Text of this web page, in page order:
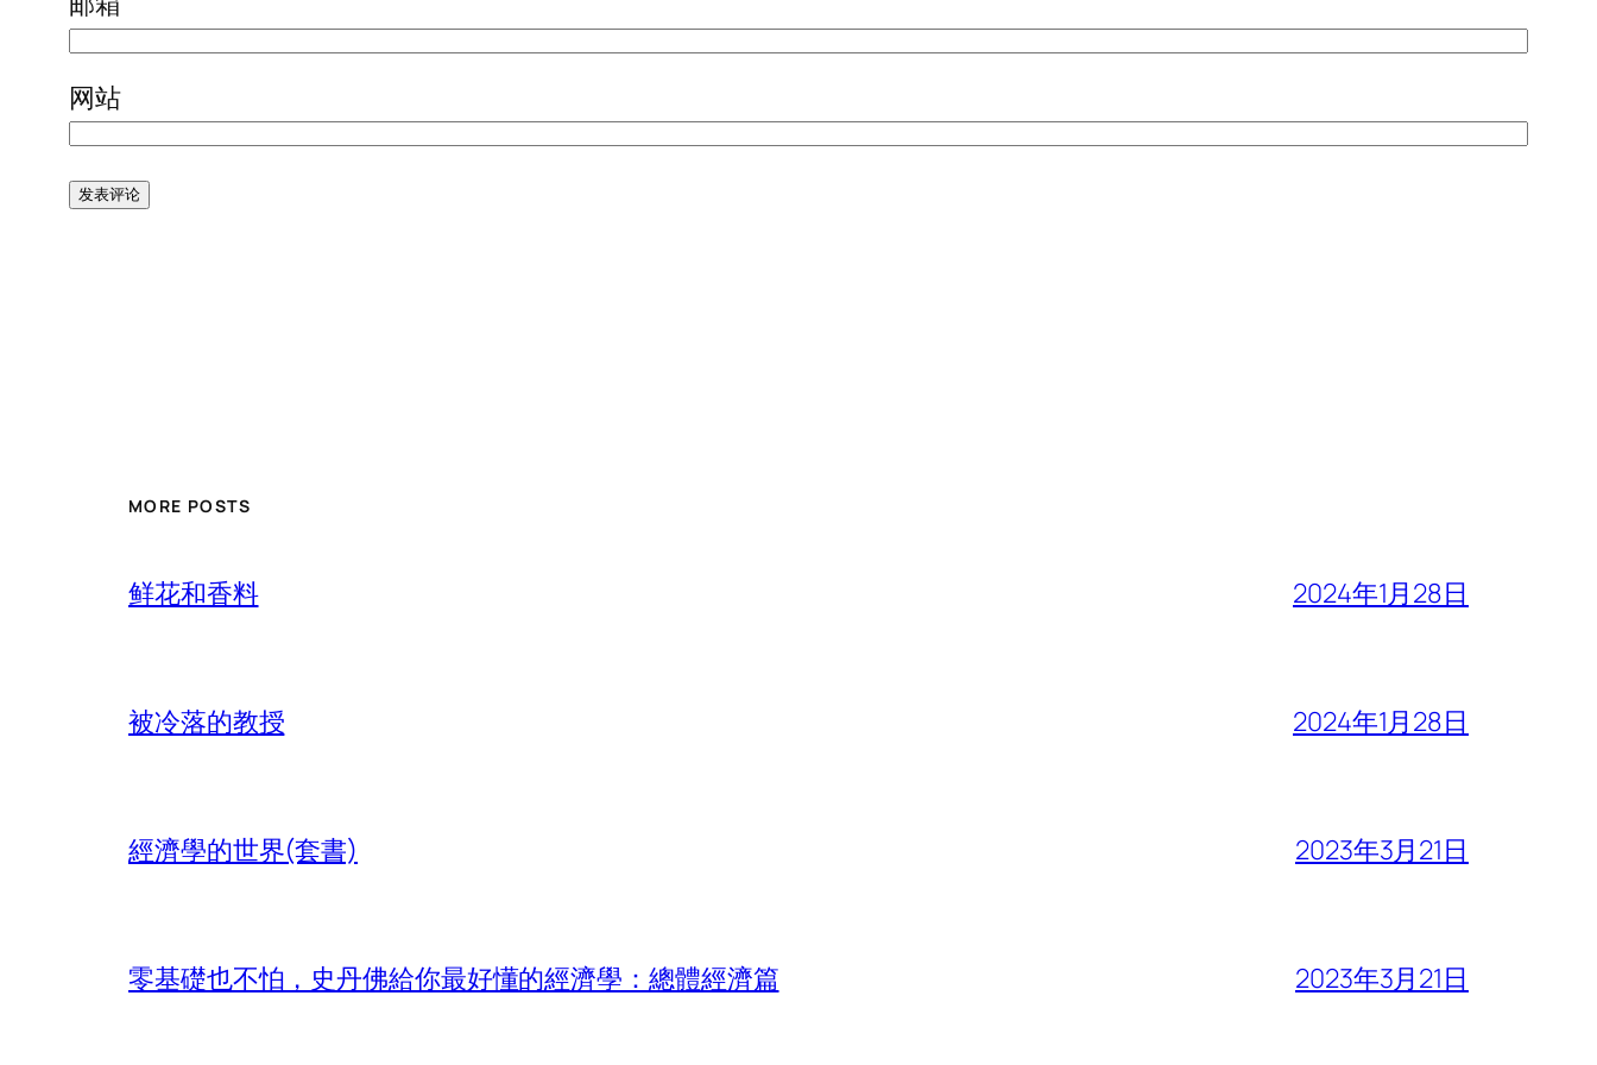
网站
MORE POSTS
鲜花和香料 2024年1月28日
被冷落的教授 2024年1月28日
經濟學的世界(套書) 2023年3月21日
零基礎也不怕，史丹佛給你最好懂的經濟學：總體經濟篇 2023年3月21日